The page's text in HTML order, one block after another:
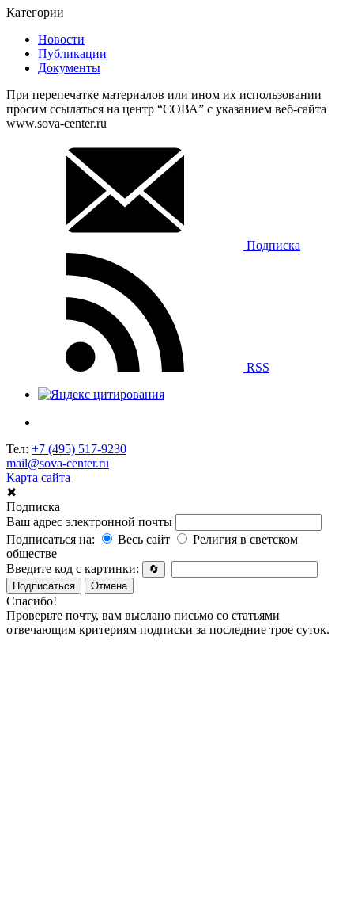
Категории
Новости
Публикации
Документы
При перепечатке материалов или ином их использовании
просим ссылаться на центр “СОВА” с указанием веб-сайта
www.sova-center.ru
Подписка
RSS
Тел: +7 (495) 517-9230
mail@sova-center.ru
Карта сайта
✖
Подписка
Ваш адрес электронной почты
Подписаться на:
Весь сайт
Религия в светском
обществе
Введите код с картинки:
🔄
Подписаться
Отмена
Спасибо!
Проверьте почту, вам выслано письмо со статьями
отвечающим критериям подписки за последние трое суток.